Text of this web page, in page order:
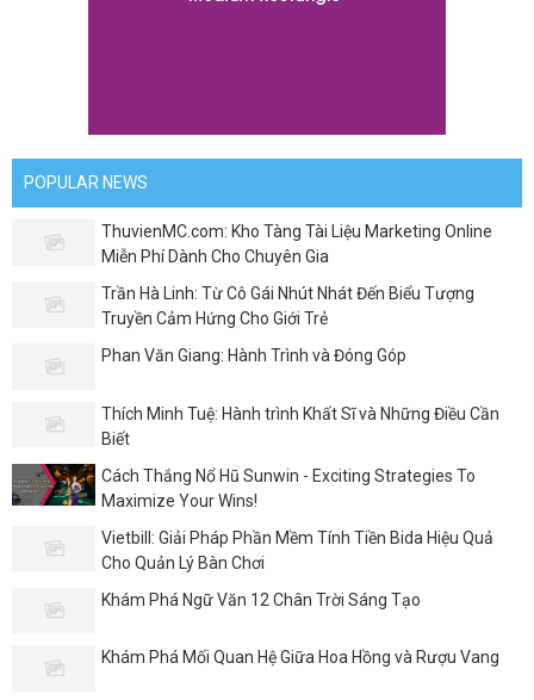
POPULAR NEWS
ThuvienMC.com: Kho Tàng Tài Liệu Marketing Online
Miễn Phí Dành Cho Chuyên Gia
Trần Hà Linh: Từ Cô Gái Nhút Nhát Đến Biểu Tượng
Truyền Cảm Hứng Cho Giới Trẻ
Phan Văn Giang: Hành Trình và Đóng Góp
Thích Minh Tuệ: Hành trình Khất Sĩ và Những Điều Cần
Biết
Cách Thắng Nổ Hũ Sunwin - Exciting Strategies To
Maximize Your Wins!
Vietbill: Giải Pháp Phần Mềm Tính Tiền Bida Hiệu Quả
Cho Quản Lý Bàn Chơi
Khám Phá Ngữ Văn 12 Chân Trời Sáng Tạo
Khám Phá Mối Quan Hệ Giữa Hoa Hồng và Rượu Vang